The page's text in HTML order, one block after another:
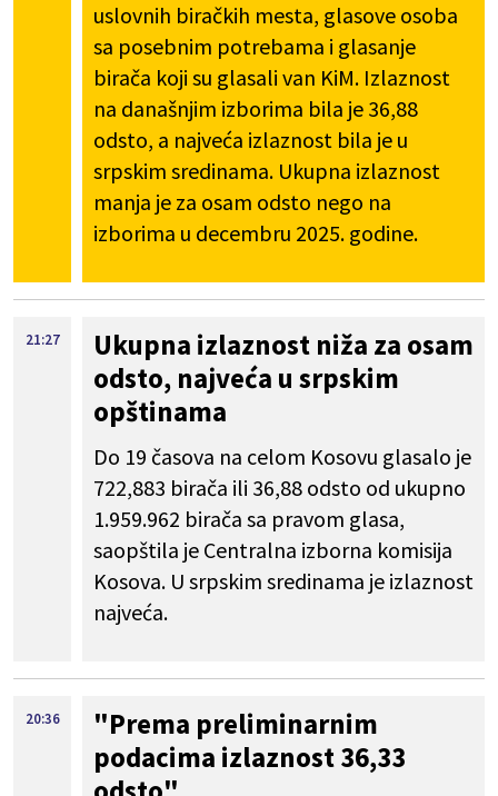
uslovnih biračkih mesta, glasove osoba
sa posebnim potrebama i glasanje
birača koji su glasali van KiM. Izlaznost
na današnjim izborima bila je 36,88
odsto, a najveća izlaznost bila je u
srpskim sredinama. Ukupna izlaznost
manja je za osam odsto nego na
izborima u decembru 2025. godine.
21:27
Ukupna izlaznost niža za osam
odsto, najveća u srpskim
opštinama
Do 19 časova na celom Kosovu glasalo je
722,883 birača ili 36,88 odsto od ukupno
1.959.962 birača sa pravom glasa,
saopštila je Centralna izborna komisija
Kosova. U srpskim sredinama je izlaznost
najveća.
20:36
"Prema preliminarnim
podacima izlaznost 36,33